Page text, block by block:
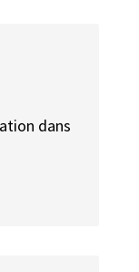
dans